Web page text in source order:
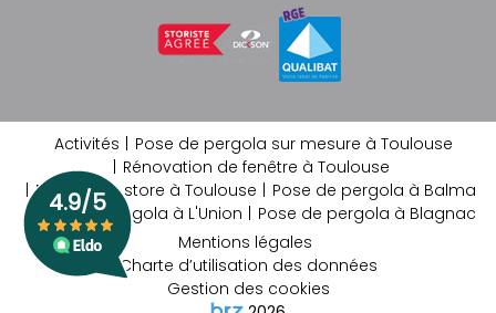
Activités
Pose de pergola sur mesure à Toulouse
Rénovation de fenêtre à Toulouse
Rentoilage store à Toulouse
Pose de pergola à Balma
Pose de pergola à L'Union
Pose de pergola à Blagnac
Mentions légales
Charte d’utilisation des données
Gestion des cookies